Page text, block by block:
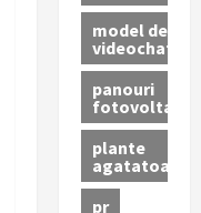
model de
videochat
panouri
fotovoltaice
plante
agatatoare
pr